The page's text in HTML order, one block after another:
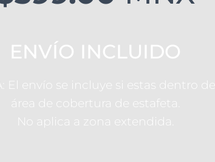
ENVÍO INCLUIDO
El envío se incluye si estas dentro del
área de cobertura de estafeta.
No aplica a zona extendida.